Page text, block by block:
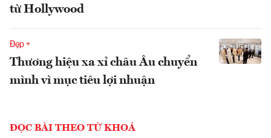
từ Hollywood
Đẹp +
Thương hiệu xa xỉ châu Âu chuyển
mình vì mục tiêu lợi nhuận
ĐỌC BÀI THEO TỪ KHOÁ